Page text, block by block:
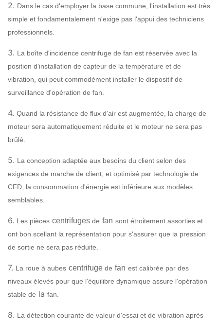
Système
configuration
Moteur
WEG, TECO,
SIMO, marque
assigner
Enveloppe,
cône d'entrée
Amortisseur
d'entrée d'air
Q235, Q345,
HG785,
DB685…
construction de
haute
NSK, ZWZ…
2. Dans le cas d'employer la base commune, l'installation est très
simple et fondamentalement n'exige pas l'appui des techniciens
professionnels.
3. La boîte d'incidence centrifuge de fan est réservée avec la
position d'installation de capteur de la température et de
vibration, qui peut commodément installer le dispositif de
surveillance d'opération de fan.
4. Quand la résistance de flux d'air est augmentée, la charge de
moteur sera automatiquement réduite et le moteur ne sera pas
brûlé.
5. La conception adaptée aux besoins du client selon des
exigences de marche de client, et optimisé par technologie de
CFD, la consommation d'énergie est inférieure aux modèles
semblables.
6. Les pièces centrifuges de fan sont étroitement assorties et
ont bon scellant la représentation pour s'assurer que la pression
de sortie ne sera pas réduite.
7. La roue à aubes centrifuge de fan est calibrée par des
niveaux élevés pour que l'équilibre dynamique assure l'opération
stable de la fan.
8. La détection courante de valeur d'essai et de vibration après